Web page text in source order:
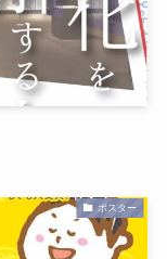
ポスター